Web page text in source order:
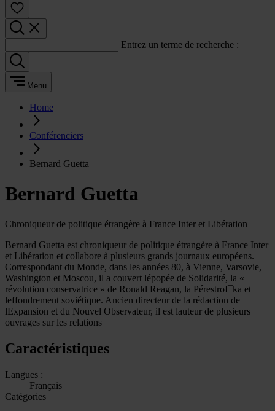
Entrez un terme de recherche :
Menu
Home
Conférenciers
Bernard Guetta
Bernard Guetta
Chroniqueur de politique étrangère à France Inter et Libération
Bernard Guetta est chroniqueur de politique étrangère à France Inter
et Libération et collabore à plusieurs grands journaux européens.
Correspondant du Monde, dans les années 80, à Vienne, Varsovie,
Washington et Moscou, il a couvert lépopée de Solidarité, la «
révolution conservatrice » de Ronald Reagan, la PérestroI¯ka et
leffondrement soviétique. Ancien directeur de la rédaction de
lExpansion et du Nouvel Observateur, il est lauteur de plusieurs
ouvrages sur les relations
Caractéristiques
Langues :
Français
Catégories